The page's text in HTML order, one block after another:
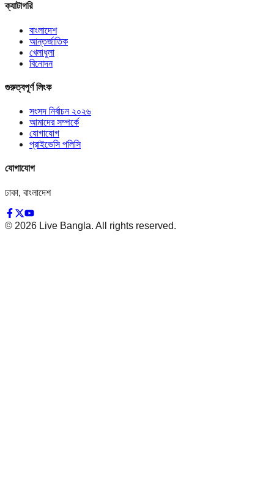
ক্যাটাগরি
বাংলাদেশ
আন্তর্জাতিক
খেলাধুলা
বিনোদন
গুরুত্বপূর্ণ লিংক
সংসদ নির্বাচন ২০২৬
আমাদের সম্পর্কে
যোগাযোগ
প্রাইভেসি পলিসি
যোগাযোগ
ঢাকা, বাংলাদেশ
© 2026 Live Bangla. All rights reserved.